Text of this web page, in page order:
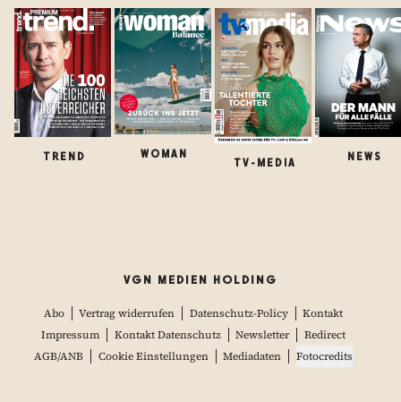
TREND WOMAN
TV-MEDIA
NEWS
VGN MEDIEN HOLDING
Abo Vertrag widerrufen Datenschutz-Policy
Kontakt
Impressum
Kontakt Datenschutz Newsletter
Redirect
AGB/ANB
Cookie Einstellungen Mediadaten Fotocredits